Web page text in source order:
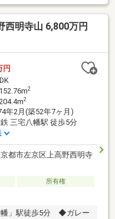
西明寺山 6,800万円
円
2
2
年2月(築52年7ヶ月)
三宅八幡駅 徒歩5分
都市左京区上高野西明寺
所有権
」駅徒歩5分 ◆ガレー